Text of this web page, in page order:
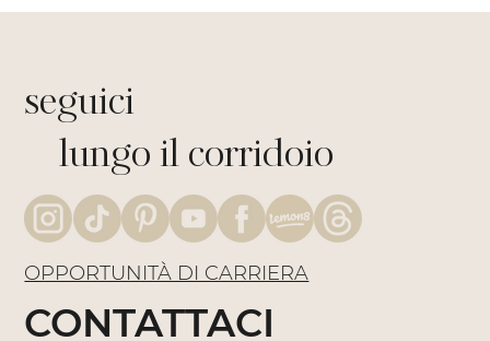
seguici
lungo il corridoio
CONTATTACI
OPPORTUNITÀ DI CARRIERA